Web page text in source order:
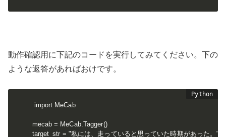
動作確認用に下記のコードを実行してみてください。下の
ような返答があればおけです。
import MeCab
mecab = MeCab.Tagger()
target_str = "私には、走っていると思っていた時期があった。"